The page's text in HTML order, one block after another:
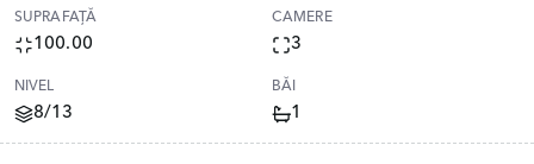
SUPRAFAȚĂ
100.00
CAMERE
3
NIVEL
8/13
BĂI
1